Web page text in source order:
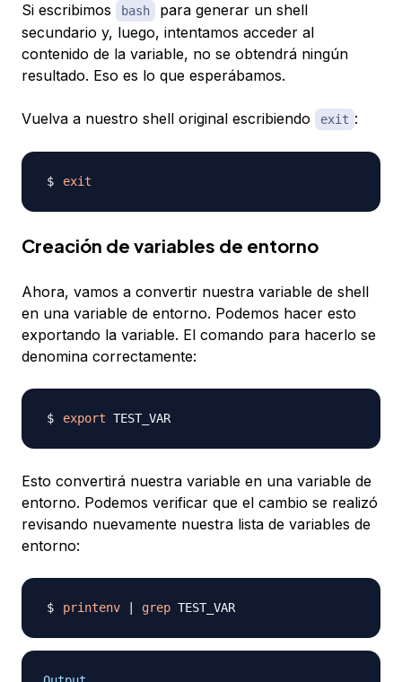
Si escribimos bash
para generar un shell
secundario y, luego, intentamos acceder al
contenido de la variable, no se obtendrá ningún
resultado. Eso es lo que esperábamos.
Vuelva a nuestro shell original escribiendo exit :
exit
Creación de variables de entorno
Ahora, vamos a convertir nuestra variable de shell
en una variable de entorno. Podemos hacer esto
exportando la variable. El comando para hacerlo se
denomina correctamente:
export
Esto convertirá nuestra variable en una variable de
entorno. Podemos verificar que el cambio se realizó
revisando nuevamente nuestra lista de variables de
entorno:
printenv grep